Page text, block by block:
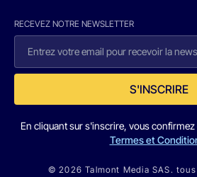
RECEVEZ NOTRE NEWSLETTER
S'INSCRIRE
En cliquant sur s'inscrire, vous
Termes et
© 2026 Talmont Media SAS.